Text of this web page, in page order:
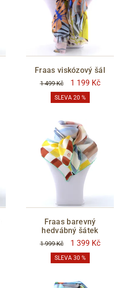
Fraas viskózový šál
1 499 Kč 1 199 Kč
SLEVA 20 %
Fraas barevný
hedvábný šátek
1 999 Kč 1 399 Kč
SLEVA 30 %